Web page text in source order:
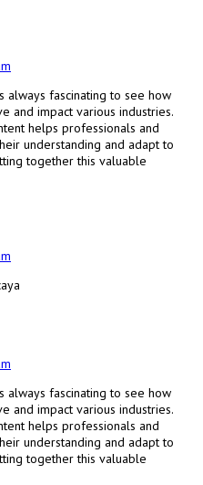
always fascinating to see how
and impact various industries.
helps professionals and
understanding and adapt to
together this valuable
always fascinating to see how
and impact various industries.
helps professionals and
understanding and adapt to
together this valuable